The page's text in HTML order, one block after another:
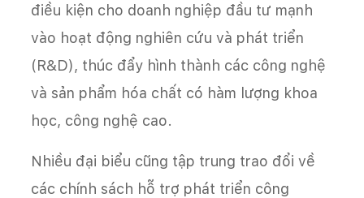
điều kiện cho doanh nghiệp đầu tư mạnh
vào hoạt động nghiên cứu và phát triển
(R&D), thúc đẩy hình thành các công nghệ
và sản phẩm hóa chất có hàm lượng khoa
học, công nghệ cao.
Nhiều đại biểu cũng tập trung trao đổi về
các chính sách hỗ trợ phát triển công